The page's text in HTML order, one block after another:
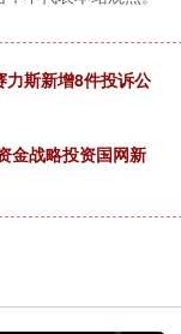
斯新增8件投诉公
金战略投资国网新